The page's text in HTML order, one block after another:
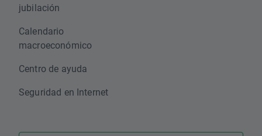
jubilación
Calendario
macroeconómico
Centro de ayuda
Seguridad en Internet